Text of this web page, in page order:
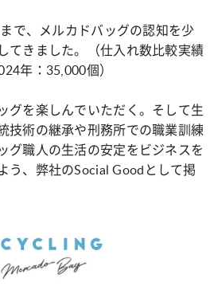
で、メルカドバッグの認知を少
てきました。（仕入れ数比較実績
年：35,000個）
グを楽しんでいただく。そして生
技術の継承や刑務所での職業訓練
グ職人の生活の安定をビジネスを
う、弊社のSocial Goodとして掲